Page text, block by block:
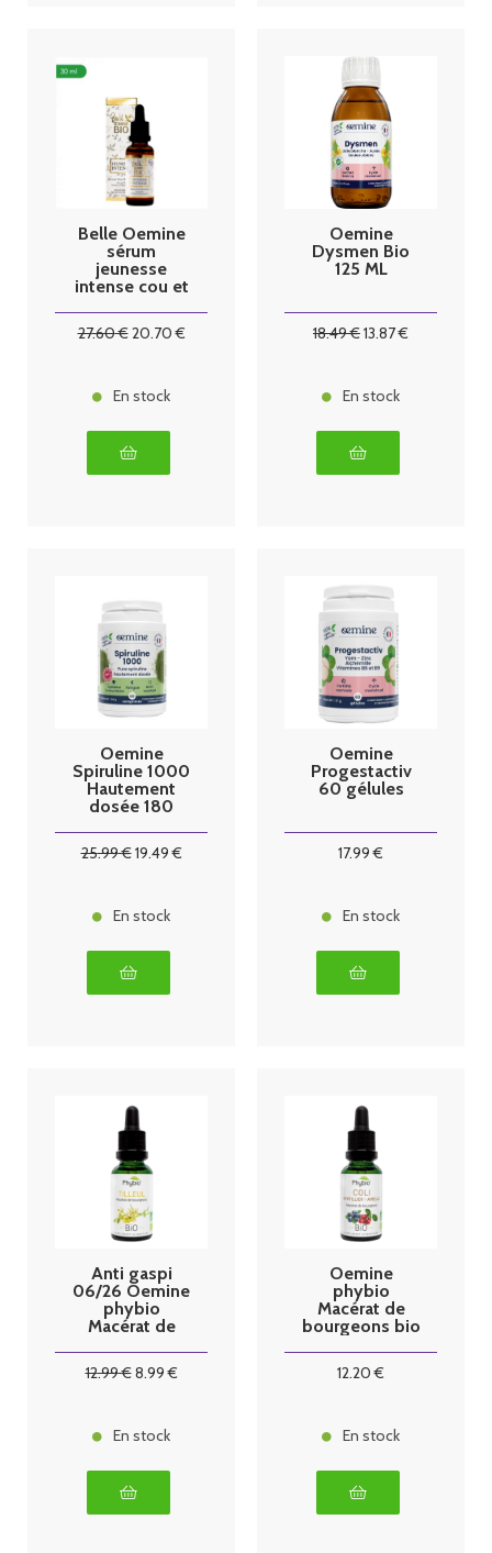
Belle Oemine
sérum
jeunesse
intense cou et
27.60€20.70€
En stock
Oemine
Dysmen Bio
125 ML
18.49€13.87€
En stock
Oemine
Spiruline 1000
Hautement
dosée 180
25.99€19.49€
En stock
Oemine
Progestactiv
60 gélules
17.99 €
En stock
Anti gaspi
06/26 Oemine
phybio
Macérat de
12.99€8.99€
En stock
Oemine
phybio
Macérat de
bourgeons bio
12.20 €
En stock